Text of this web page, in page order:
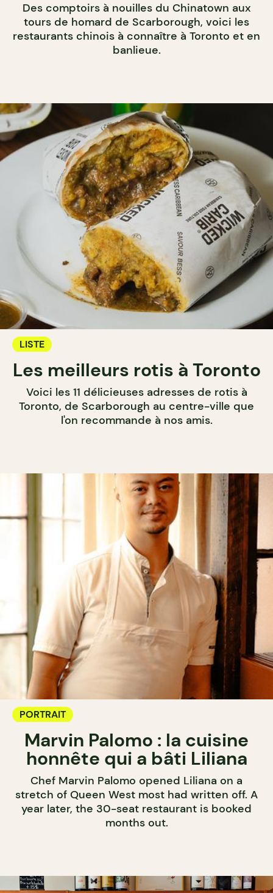
Des comptoirs à nouilles du Chinatown aux
tours de homard de Scarborough, voici les
restaurants chinois à connaître à Toronto et en
banlieue.
LISTE
Les meilleurs rotis à Toronto
Voici les 11 délicieuses adresses de rotis à
Toronto, de Scarborough au centre-ville que
l'on recommande à nos amis.
PORTRAIT
Marvin Palomo : la cuisine
honnête qui a bâti Liliana
Chef Marvin Palomo opened Liliana on a
stretch of Queen West most had written off. A
year later, the 30-seat restaurant is booked
months out.